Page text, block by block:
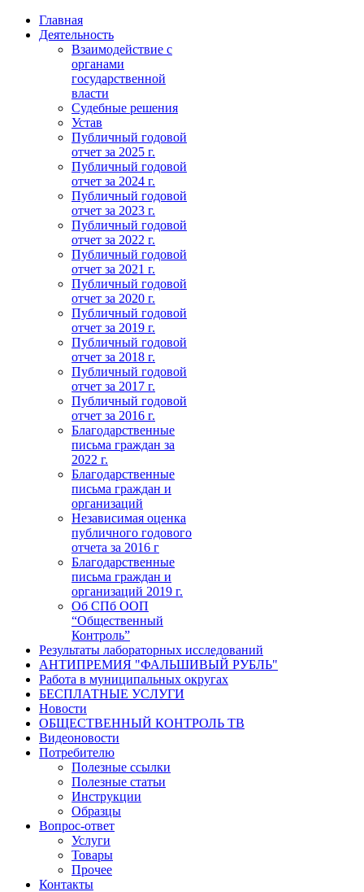
Главная
Деятельность
Взаимодействие с
органами
государственной
власти
Судебные решения
Устав
Публичный годовой
отчет за 2025 г.
Публичный годовой
отчет за 2024 г.
Публичный годовой
отчет за 2023 г.
Публичный годовой
отчет за 2022 г.
Публичный годовой
отчет за 2021 г.
Публичный годовой
отчет за 2020 г.
Публичный годовой
отчет за 2019 г.
Публичный годовой
отчет за 2018 г.
Публичный годовой
отчет за 2017 г.
Публичный годовой
отчет за 2016 г.
Благодарственные
письма граждан за
2022 г.
Благодарственные
письма граждан и
организаций
Независимая оценка
публичного годового
отчета за 2016 г
Благодарственные
письма граждан и
организаций 2019 г.
Об СПб ООП
“Общественный
Контроль”
Результаты лабораторных исследований
АНТИПРЕМИЯ "ФАЛЬШИВЫЙ РУБЛЬ"
Работа в муниципальных округах
БЕСПЛАТНЫЕ УСЛУГИ
Новости
ОБЩЕСТВЕННЫЙ КОНТРОЛЬ ТВ
Видеоновости
Потребителю
Полезные ссылки
Полезные статьи
Инструкции
Образцы
Вопрос-ответ
Услуги
Товары
Прочее
Контакты